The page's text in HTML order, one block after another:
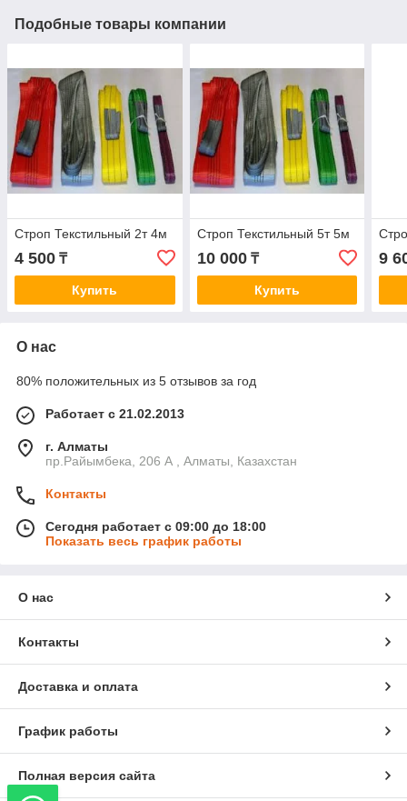
Подобные товары компании
Строп Текстильный 2т 4м
4 500 ₸
Купить
Строп Текстильный 5т 5м
10 000₸
Купить
9
О нас
80% положительных из 5 отзывов за год
Работает с 21.02.2013
г. Алматы
пр.Райымбека, 206 А , Алматы, Казахстан
Контакты
Сегодня работает с 09:00 до 18:00
Показать весь график работы
О нас
Контакты
Доставка и оплата
График работы
Полная версия сайта